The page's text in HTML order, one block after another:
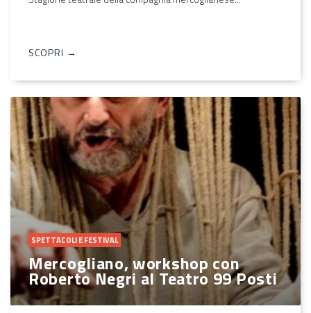
SCOPRI →
SPETTACOLI E FESTIVAL
Mercogliano, workshop con
Roberto Negri al Teatro 99 Posti